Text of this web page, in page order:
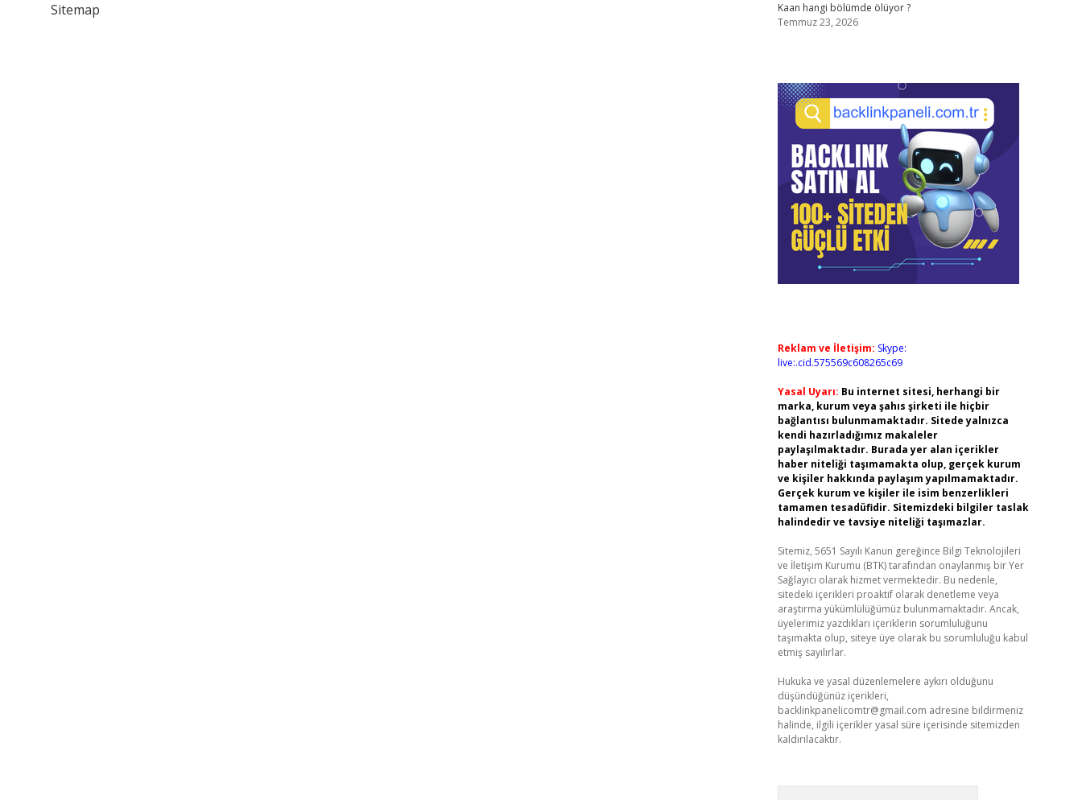
Sitemap
Kaan hangi bölümde ölüyor ?
Temmuz 23, 2026
Reklam ve İletişim: Skype:
live:.cid.575569c608265c69
Yasal Uyarı: Bu internet sitesi, herhangi bir
marka, kurum veya şahıs şirketi ile hiçbir
bağlantısı bulunmamaktadır. Sitede yalnızca
kendi hazırladığımız makaleler
paylaşılmaktadır. Burada yer alan içerikler
haber niteliği taşımamakta olup, gerçek kurum
ve kişiler hakkında paylaşım yapılmamaktadır.
Gerçek kurum ve kişiler ile isim benzerlikleri
tamamen tesadüfidir. Sitemizdeki bilgiler taslak
halindedir ve tavsiye niteliği taşımazlar.
Sitemiz, 5651 Sayılı Kanun gereğince Bilgi Teknolojileri
ve İletişim Kurumu (BTK) tarafından onaylanmış bir Yer
Sağlayıcı olarak hizmet vermektedir. Bu nedenle,
sitedeki içerikleri proaktif olarak denetleme veya
araştırma yükümlülüğümüz bulunmamaktadır. Ancak,
üyelerimiz yazdıkları içeriklerin sorumluluğunu
taşımakta olup, siteye üye olarak bu sorumluluğu kabul
etmiş sayılırlar.
Hukuka ve yasal düzenlemelere aykırı olduğunu
düşündüğünüz içerikleri,
backlinkpanelicomtr@gmail.com adresine bildirmeniz
halinde, ilgili içerikler yasal süre içerisinde sitemizden
kaldırılacaktır.